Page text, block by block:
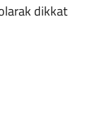
dikkat